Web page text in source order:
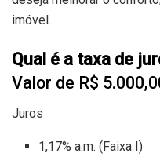
imóvel.
Qual é a taxa de
Valor de R$
Juros
1,17% a.m. (Faixa I)